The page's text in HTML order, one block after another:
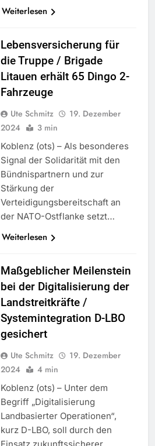
Weiterlesen
Lebensversicherung für
die Truppe / Brigade
Litauen erhält 65 Dingo 2-
Fahrzeuge
Ute Schmitz
19. Dezember
2024
3 min
Koblenz (ots) – Als besonderes
Signal der Solidarität mit den
Bündnispartnern und zur
Stärkung der
Verteidigungsbereitschaft an
der NATO-Ostflanke setzt…
Weiterlesen
Maßgeblicher Meilenstein
bei der Digitalisierung der
Landstreitkräfte /
Systemintegration D-LBO
gesichert
Ute Schmitz
19. Dezember
2024
4 min
Koblenz (ots) – Unter dem
Begriff „Digitalisierung
Landbasierter Operationen“,
kurz D-LBO, soll durch den